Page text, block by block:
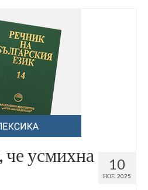
10
НОЕ. 2025
че усмихна